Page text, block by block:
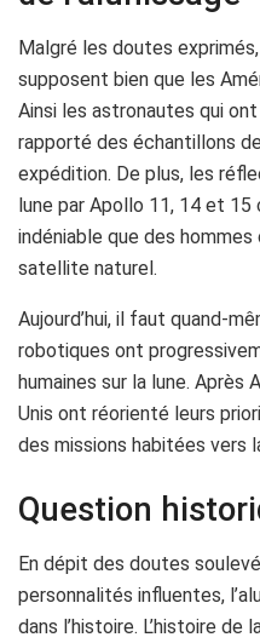
Malgré les doutes
supposent bien que les
Ainsi les astronautes qui
rapporté des échantillons
expédition. De plus, les
lune par Apollo 11, 14 et
indéniable que des
satellite naturel.
Aujourd’hui, il faut quand-
robotiques ont
humaines sur la lune. Après
Unis ont réorienté leurs
des missions habitées vers
Question
En dépit des doutes
personnalités influentes,
dans l’histoire. L’histoire